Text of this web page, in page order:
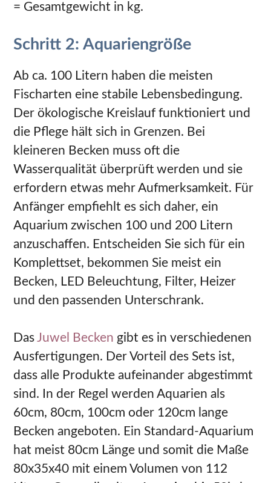
= Gesamtgewicht in kg.
Schritt 2: Aquariengröße
Ab ca. 100 Litern haben die meisten
Fischarten eine stabile Lebensbedingung.
Der ökologische Kreislauf funktioniert und
die Pflege hält sich in Grenzen. Bei
kleineren Becken muss oft die
Wasserqualität überprüft werden und sie
erfordern etwas mehr Aufmerksamkeit. Für
Anfänger empfiehlt es sich daher, ein
Aquarium zwischen 100 und 200 Litern
anzuschaffen. Entscheiden Sie sich für ein
Komplettset, bekommen Sie meist ein
Becken, LED Beleuchtung, Filter, Heizer
und den passenden Unterschrank.
DasJuwel Becken gibt es in verschiedenen
Ausfertigungen. Der Vorteil des Sets ist,
dass alle Produkte aufeinander abgestimmt
sind. In der Regel werden Aquarien als
60cm, 80cm, 100cm oder 120cm lange
Becken angeboten. Ein Standard-Aquarium
hat meist 80cm Länge und somit die Maße
80x35x40 mit einem Volumen von 112